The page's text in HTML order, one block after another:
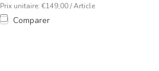
Prix unitaire: €149,00 / Article
Comparer